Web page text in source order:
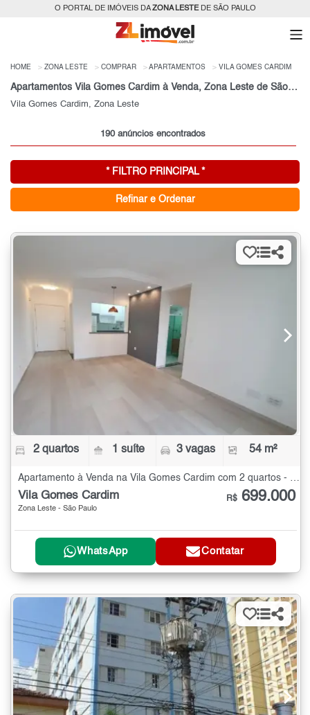
O PORTAL DE IMÓVEIS DAZONA LESTEDE SÃO PAULO
HOME ZONA LESTE COMPRAR APARTAMENTOS VILA GOMES CARDIM
Apartamentos Vila Gomes Cardim à Venda, Zona Leste de São Paulo, SP
Vila Gomes Cardim, Zona Leste
190 anúncios encontrados
* FILTRO PRINCIPAL *
Refinar e Ordenar
2 quartos 1 suíte 3 vagas 54 m²
Vila Gomes Cardim
Zona Leste - São Paulo
R$ 699.000
WhatsApp Contatar